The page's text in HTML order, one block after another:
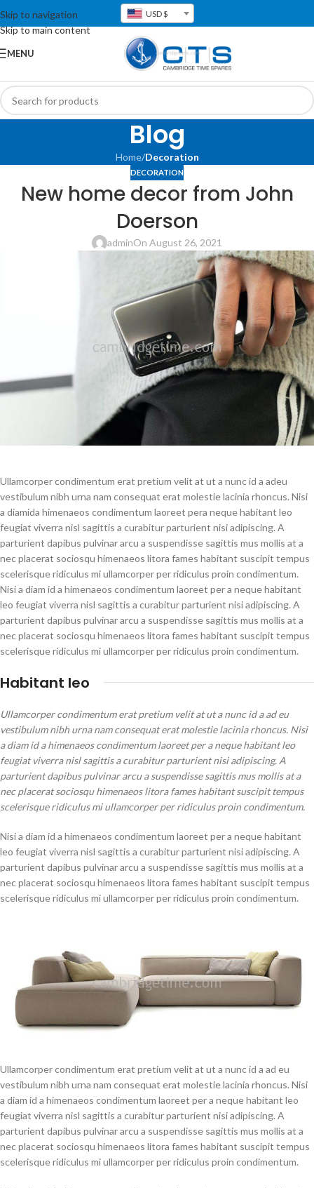
Skip to navigation
Skip to main content
USD $
MENU
Blog
Home/Decoration
DECORATION
New home decor from John
Doerson
adminOn August 26, 2021
Ullamcorper condimentum erat pretium velit at ut a nunc id a adeu
vestibulum nibh urna nam consequat erat molestie lacinia rhoncus. Nisi
a diamida himenaeos condimentum laoreet pera neque habitant leo
feugiat viverra nisl sagittis a curabitur parturient nisi adipiscing. A
parturient dapibus pulvinar arcu a suspendisse sagittis mus mollis at a
nec placerat sociosqu himenaeos litora fames habitant suscipit tempus
scelerisque ridiculus mi ullamcorper per ridiculus proin condimentum.
Nisi a diam id a himenaeos condimentum laoreet per a neque habitant
leo feugiat viverra nisl sagittis a curabitur parturient nisi adipiscing. A
parturient dapibus pulvinar arcu a suspendisse sagittis mus mollis at a
nec placerat sociosqu himenaeos litora fames habitant suscipit tempus
scelerisque ridiculus mi ullamcorper per ridiculus proin condimentum.
Habitant leo
Ullamcorper condimentum erat pretium velit at ut a nunc id a ad eu
vestibulum nibh urna nam consequat erat molestie lacinia rhoncus. Nisi
a diam id a himenaeos condimentum laoreet per a neque habitant leo
feugiat viverra nisl sagittis a curabitur parturient nisi adipiscing. A
parturient dapibus pulvinar arcu a suspendisse sagittis mus mollis at a
nec placerat sociosqu himenaeos litora fames habitant suscipit tempus
scelerisque ridiculus mi ullamcorper per ridiculus proin condimentum.
Nisi a diam id a himenaeos condimentum laoreet per a neque habitant
leo feugiat viverra nisl sagittis a curabitur parturient nisi adipiscing. A
parturient dapibus pulvinar arcu a suspendisse sagittis mus mollis at a
nec placerat sociosqu himenaeos litora fames habitant suscipit tempus
scelerisque ridiculus mi ullamcorper per ridiculus proin condimentum.
Ullamcorper condimentum erat pretium velit at ut a nunc id a ad eu
vestibulum nibh urna nam consequat erat molestie lacinia rhoncus. Nisi
a diam id a himenaeos condimentum laoreet per a neque habitant leo
feugiat viverra nisl sagittis a curabitur parturient nisi adipiscing. A
parturient dapibus pulvinar arcu a suspendisse sagittis mus mollis at a
nec placerat sociosqu himenaeos litora fames habitant suscipit tempus
scelerisque ridiculus mi ullamcorper per ridiculus proin condimentum.